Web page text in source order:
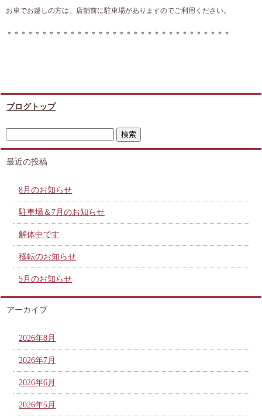
お車でお越しの方は、店舗前に駐車場がありますのでご利用ください。
＊＊＊＊＊＊＊＊＊＊＊＊＊＊＊＊＊＊＊＊＊＊＊＊＊＊＊＊＊＊＊＊
ブログトップ
最近の投稿
8月のお知らせ
駐車場＆7月のお知らせ
解体中です
移転のお知らせ
5月のお知らせ
アーカイブ
2026年8月
2026年7月
2026年6月
2026年5月